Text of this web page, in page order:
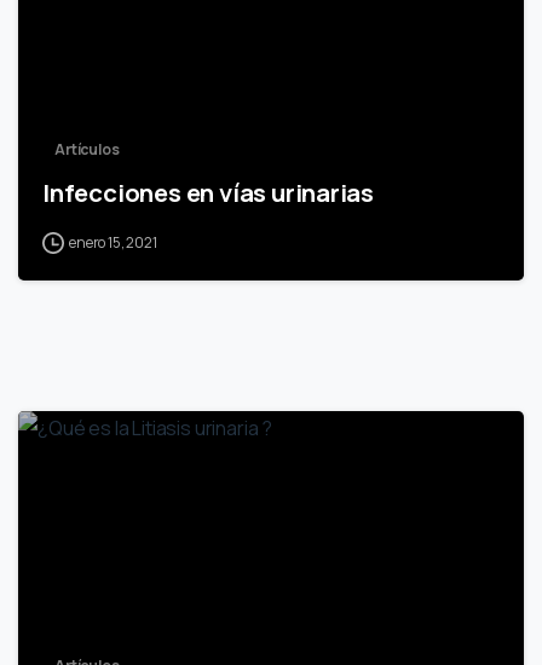
Artículos
Infecciones en vías urinarias
enero 15, 2021